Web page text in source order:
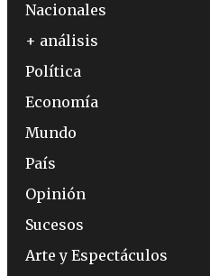
Nacionales
+ análisis
Política
Economía
Mundo
País
Opinión
Sucesos
Arte y Espectáculos